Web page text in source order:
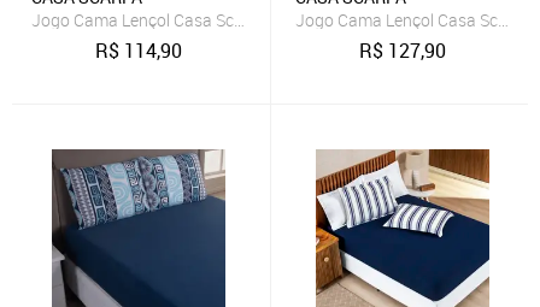
Jogo Cama Lençol Casa Scarpa Meggy Poá Casal Padrão
R$ 114,90
Jogo Cama Lençol Casa
R$ 127,90